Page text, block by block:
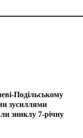
Подільському
зусиллями
зниклу 7-річну